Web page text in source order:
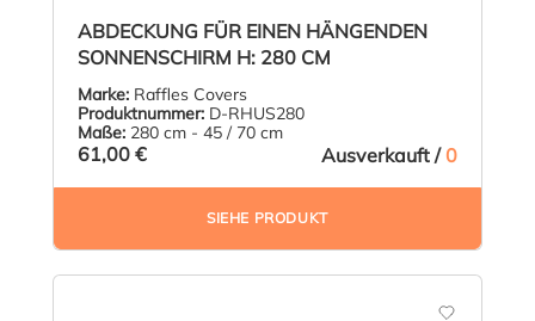
ABDECKUNG FÜR EINEN HÄNGENDEN
SONNENSCHIRM H: 280 CM
Marke: Raffles Covers
Produktnummer: D-RHUS280
Maße: 280 cm - 45 / 70 cm
61,00 € Ausverkauft /0
SIEHE PRODUKT